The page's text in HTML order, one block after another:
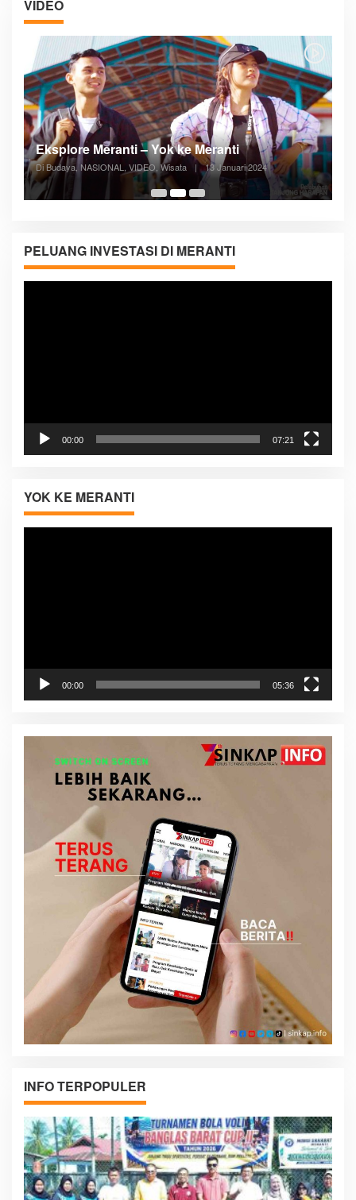
VIDEO
05:08
Posyandu Melayani Semua Siklus Hidup
Di ADVERTORIAL, Kesehatan, VIDEO 27 Desember 2023
PELUANG INVESTASI DI MERANTI
00:00 07:21
YOK KE MERANTI
Pemutar
00:00 05:36
INFO TERPOPULER